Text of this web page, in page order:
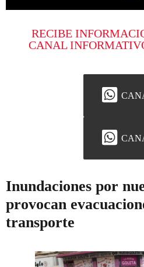
RECIBE
CANAL
Inundaciones por
provocan
transporte